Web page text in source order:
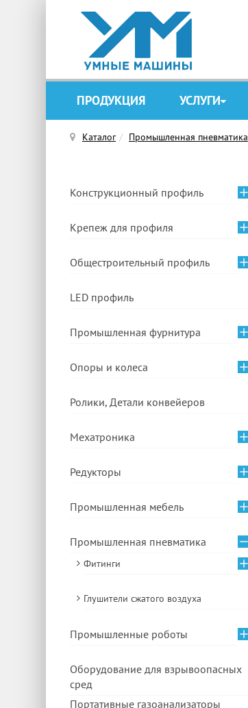
ПРОДУКЦИЯ УСЛУГИ
Каталог Промышленная пневматика
Конструкционный профиль
Крепеж для профиля
Общестроительный профиль
LED профиль
Промышленная фурнитура
Опоры и колеса
Ролики, Детали конвейеров
Мехатроника
Редукторы
Промышленная мебель
Промышленная пневматика
Фитинги
Глушители сжатого воздуха
Промышленные роботы
Оборудование для взрывоопасных
сред
Портативные газоанализаторы